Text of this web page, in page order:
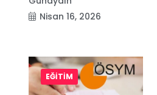
Nisan 16, 2026
EĞITIM